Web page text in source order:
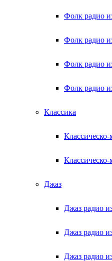
Фолк радио
Фолк радио
Фолк радио
Фолк радио
Классика
Джаз
Джаз радио
Джаз радио
Джаз радио